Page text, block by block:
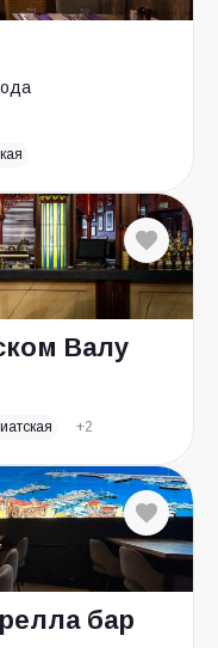
Валу
+2
бар